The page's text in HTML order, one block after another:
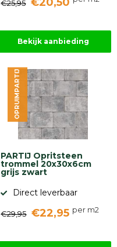
€25,95
Bekijk aanbieding
PARTIJ Opritsteen
trommel 20x30x6cm
grijs zwart
Direct leverbaar
€29,95 €22,95 per m2
OPRUIMPARTIJ